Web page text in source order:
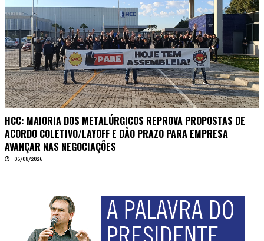
HCC: MAIORIA DOS METALÚRGICOS REPROVA PROPOSTAS DE
ACORDO COLETIVO/LAYOFF E DÃO PRAZO PARA EMPRESA
AVANÇAR NAS NEGOCIAÇÕES
06/08/2026